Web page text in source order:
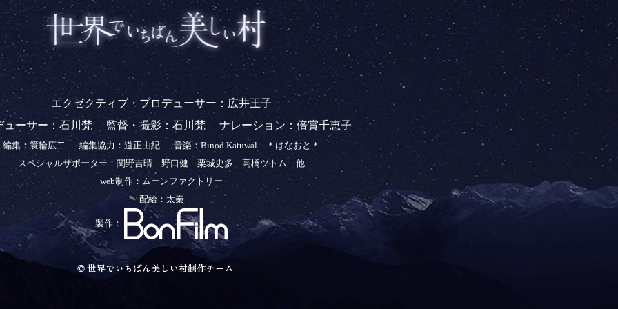
エクゼクティブ・プロデューサー：広井王子
ューサー：石川梵
監督・撮影：石川梵 ナレーション：倍賞千恵子
編集：簑輪広二 編集協力：道正由紀
音楽：Binod Katuwal ＊はなおと＊
スペシャルサポーター：関野吉晴 野口健 栗城史多 高橋ツトム 他
web制作：ムーンファクトリー
配給：太秦
製作：